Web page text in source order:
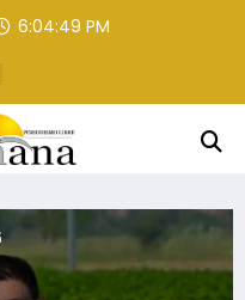
6:04:53 PM